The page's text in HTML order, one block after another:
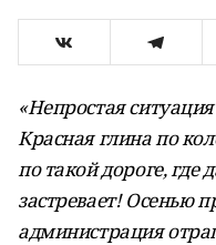
«Непростая
Красная глина по
по такой дороге,
застревает! Осенью
администрация